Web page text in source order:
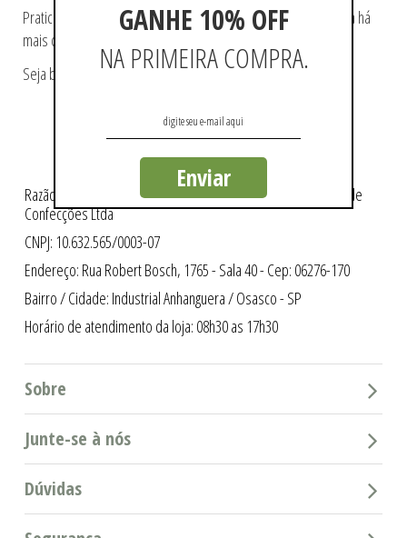
Praticidade e modernidade fazem parte da essência da marca há
mais de 60 anos.
Seja bem-vindo a loja oficial Pierre Cardin no Brasil.
Razão Social: Intergriffes São Cristóvão Indústria e Comércio de
Confecções Ltda
CNPJ: 10.632.565/0003-07
Endereço: Rua Robert Bosch, 1765 - Sala 40 - Cep: 06276-170
Bairro / Cidade: Industrial Anhanguera / Osasco - SP
Horário de atendimento da loja: 08h30 as 17h30
Sobre
Junte-se à nós
Dúvidas
GANHE 10% OFF
NA PRIMEIRA COMPRA.
Enviar